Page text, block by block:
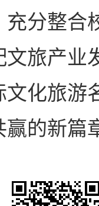
分整合
旅产业
化旅游
的新篇